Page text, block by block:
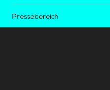
Pressebereich